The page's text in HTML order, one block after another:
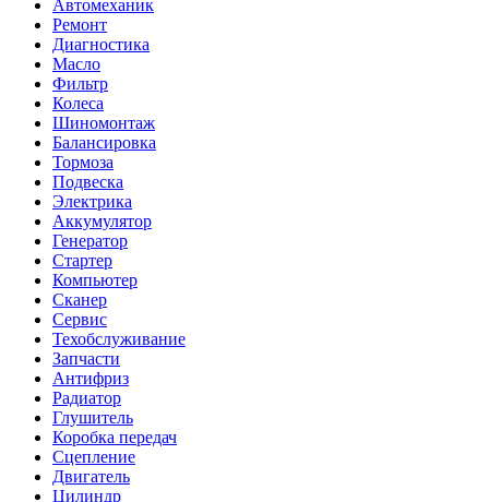
Автомеханик
Ремонт
Диагностика
Масло
Фильтр
Колеса
Шиномонтаж
Балансировка
Тормоза
Подвеска
Электрика
Аккумулятор
Генератор
Стартер
Компьютер
Сканер
Сервис
Техобслуживание
Запчасти
Антифриз
Радиатор
Глушитель
Коробка передач
Сцепление
Двигатель
Цилиндр